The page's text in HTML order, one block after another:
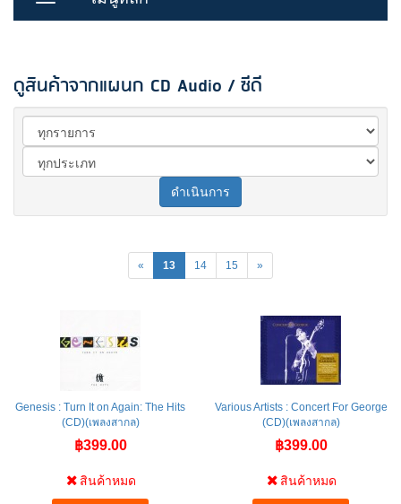
ดูสินค้าจากแผนก CD Audio / ซีดี
ดำเนินการ
« 13 14 15 »
Genesis : Turn It on Again: The Hits
(CD)(เพลงสากล)
฿399.00
สินค้าหมด
Various Artists : Concert For George
(CD)(เพลงสากล)
฿399.00
สินค้าหมด